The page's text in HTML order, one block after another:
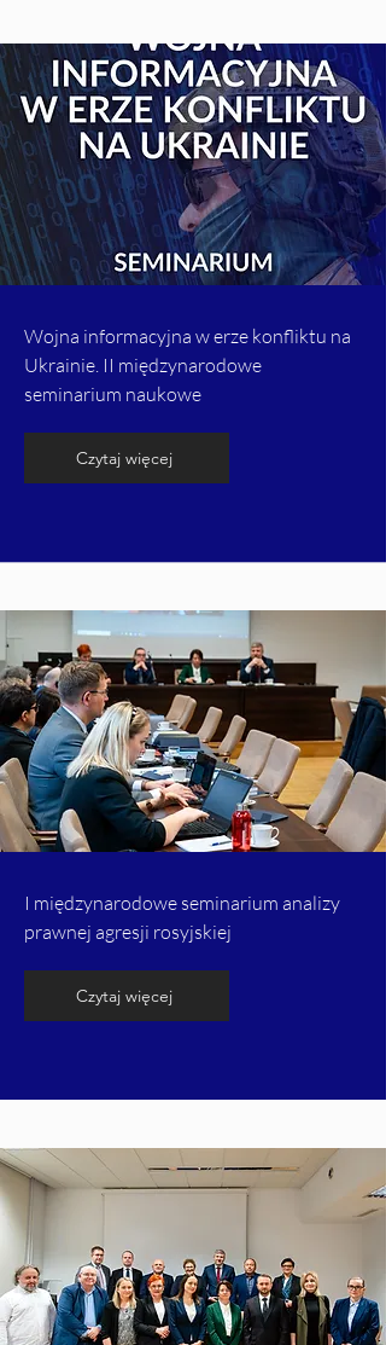
Wojna informacyjna w erze konfliktu na
Ukrainie. II międzynarodowe
seminarium naukowe
Czytaj więcej
I międzynarodowe seminarium analizy
prawnej agresji rosyjskiej
Czytaj więcej